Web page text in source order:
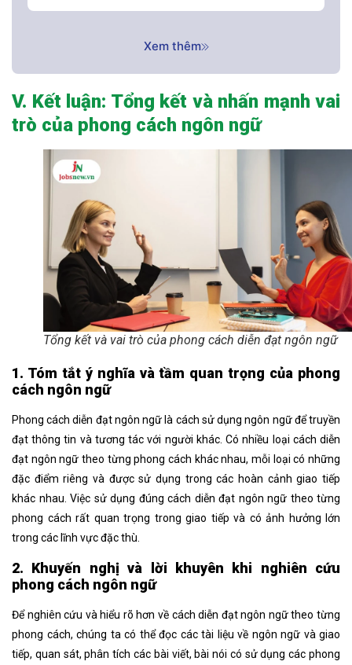
Xem thêm
V. Kết luận: Tổng kết và nhấn mạnh vai
trò của phong cách ngôn ngữ
Tổng kết và vai trò của phong cách diễn đạt ngôn ngữ
1. Tóm tắt ý nghĩa và tầm quan trọng của phong
cách ngôn ngữ
Phong cách diễn đạt ngôn ngữ là cách sử dụng ngôn ngữ để truyền
đạt thông tin và tương tác với người khác. Có nhiều loại cách diễn
đạt ngôn ngữ theo từng phong cách khác nhau, mỗi loại có những
đặc điểm riêng và được sử dụng trong các hoàn cảnh giao tiếp
khác nhau. Việc sử dụng đúng cách diễn đạt ngôn ngữ theo từng
phong cách rất quan trọng trong giao tiếp và có ảnh hưởng lớn
trong các lĩnh vực đặc thù.
2. Khuyến nghị và lời khuyên khi nghiên cứu
phong cách ngôn ngữ
Để nghiên cứu và hiểu rõ hơn về cách diễn đạt ngôn ngữ theo từng
phong cách, chúng ta có thể đọc các tài liệu về ngôn ngữ và giao
tiếp, quan sát, phân tích các bài viết, bài nói có sử dụng các phong